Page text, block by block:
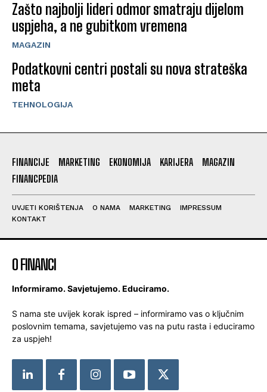
Zašto najbolji lideri odmor smatraju dijelom
uspjeha, a ne gubitkom vremena
MAGAZIN
Podatkovni centri postali su nova strateška
meta
TEHNOLOGIJA
FINANCIJE MARKETING EKONOMIJA KARIJERA
MAGAZIN
FINANCPEDIA
UVJETI KORIŠTENJA O NAMA MARKETING
IMPRESSUM
KONTAKT
O FINANCI
Informiramo. Savjetujemo. Educiramo.
S nama ste uvijek korak ispred – informiramo vas o ključnim
poslovnim temama, savjetujemo vas na putu rasta i educiramo
za uspjeh!